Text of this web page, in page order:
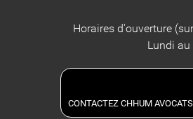
Horaires d'ouverture
Lundi au
CONTACTEZ CHHUM